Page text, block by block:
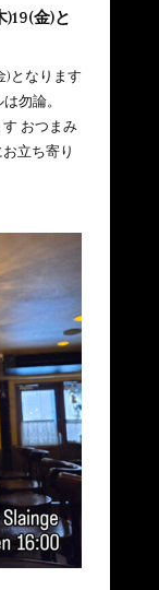
金)と
)となります
勿論。
おつまみ
立ち寄り